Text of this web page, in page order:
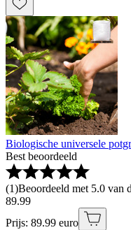
Biologische universele
Best beoordeeld
(1)Beoordeeld met 5.0 van
89.99
Prijs: 89.99 euro